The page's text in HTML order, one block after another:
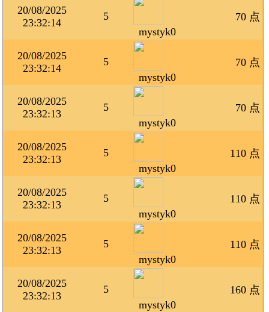
20/08/2025
23:32:14
5
mystyk0
70 点
20/08/2025
23:32:14
5
mystyk0
70 点
20/08/2025
23:32:13
5
mystyk0
70 点
20/08/2025
23:32:13
5
mystyk0
110 点
20/08/2025
23:32:13
5
mystyk0
110 点
20/08/2025
23:32:13
5
mystyk0
110 点
20/08/2025
23:32:13
5
mystyk0
160 点